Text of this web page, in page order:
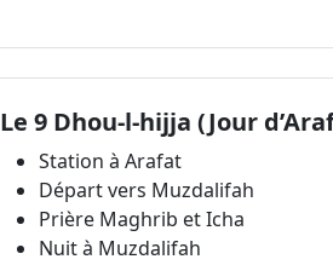
Le 9 Dhou-l-hijja (Jour
Station à Arafat
Départ vers Muzdalifah
Prière Maghrib et Icha
Nuit à Muzdalifah